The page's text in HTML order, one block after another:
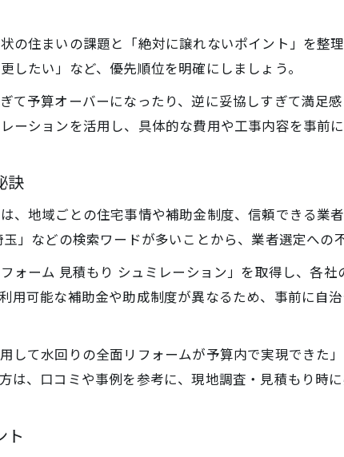
400万円・500万円で叶うリフォーム事例
予算別リフォーム可能範囲の見極め方
埼玉県の信頼できるリフォーム会社の特
口コミや見積もりで見抜く優良リフォー
安心リフォームのための業者比較術
リフォームシミュレーションで工事内容
の住まいの課題と「絶対に譲れないポイント」を整
したい」など、優先順位を明確にしましょう。
て予算オーバーになったり、逆に妥協しすぎて満足
ーションを活用し、具体的な費用や工事内容を事前に
訣
、地域ごとの住宅事情や補助金制度、信頼できる業
」などの検索ワードが多いことから、業者選定への
ォーム 見積もり シュミレーション」を取得し、各
用可能な補助金や助成制度が異なるため、事前に自
して水回りの全面リフォームが予算内で実現できた
は、口コミや事例を参考に、現地調査・見積もり時
ト